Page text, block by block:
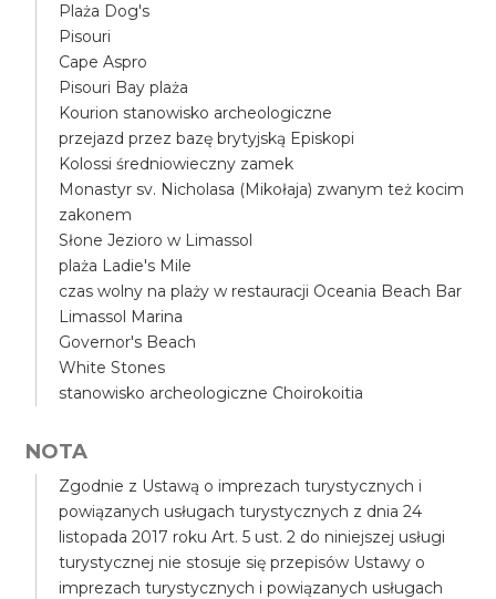
Plaża Dog's
Pisouri
Cape Aspro
Pisouri Bay plaża
Kourion stanowisko archeologiczne
przejazd przez bazę brytyjską Episkopi
Kolossi średniowieczny zamek
Monastyr sv. Nicholasa (Mikołaja) zwanym też kocim
zakonem
Słone Jezioro w Limassol
plaża Ladie's Mile
czas wolny na plaży w restauracji Oceania Beach Bar
Limassol Marina
Governor's Beach
White Stones
stanowisko archeologiczne Choirokoitia
NOTA
Zgodnie z Ustawą o imprezach turystycznych i
powiązanych usługach turystycznych z dnia 24
listopada 2017 roku Art. 5 ust. 2 do niniejszej usługi
turystycznej nie stosuje się przepisów Ustawy o
imprezach turystycznych i powiązanych usługach